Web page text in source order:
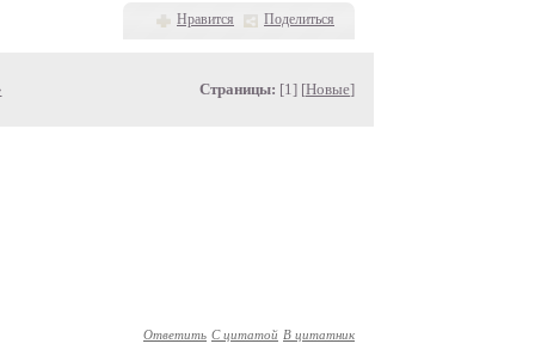
Нравится Поделиться
Страницы: [1] [Новые]
Ответить С цитатой В цитатник